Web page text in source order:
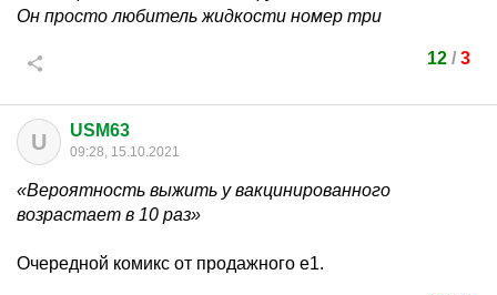
Он просто любитель жидкости номер три
12 / 3
U USM63
09:28, 15.10.2021
«Вероятность выжить у вакцинированного
возрастает в 10 раз»
Очередной комикс от продажного е1.